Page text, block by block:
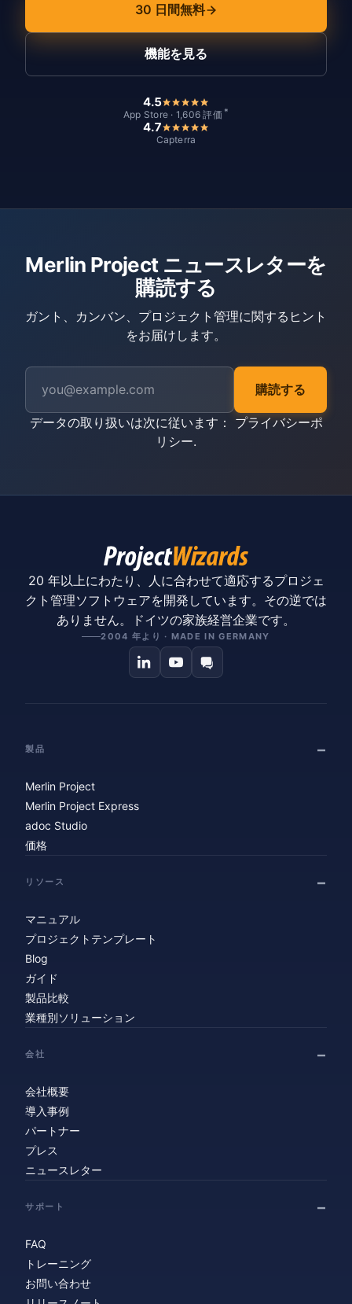
30 日間無料
機能を見る
4.5
App Store · 1,606 評価 *
4.7
Capterra
Merlin Project ニュースレターを
購読する
ガント、カンバン、プロジェクト管理に関するヒント
をお届けします。
購読する
データの取り扱いは次に従います： プライバシーポ
リシー.
20 年以上にわたり、人に合わせて適応するプロジェ
クト管理ソフトウェアを開発しています。その逆では
ありません。ドイツの家族経営企業です。
2004 年より · MADE IN GERMANY
製品
Merlin Project
Merlin Project Express
adoc Studio
価格
リソース
マニュアル
プロジェクトテンプレート
Blog
ガイド
製品比較
業種別ソリューション
会社
会社概要
導入事例
パートナー
プレス
ニュースレター
サポート
FAQ
トレーニング
お問い合わせ